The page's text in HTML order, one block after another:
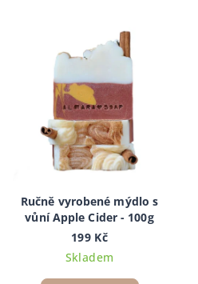
Ručně vyrobené mýdlo s
vůní Apple Cider - 100g
199 Kč
Skladem